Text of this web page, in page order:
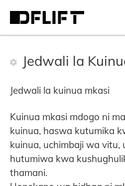
Jedwali la
Jedwali la kuinua mkasi
Kuinua mkasi mdogo ni
kuinua, haswa kutumika
kuinua, uchimbaji wa vitu,
hutumiwa kwa
thamani.